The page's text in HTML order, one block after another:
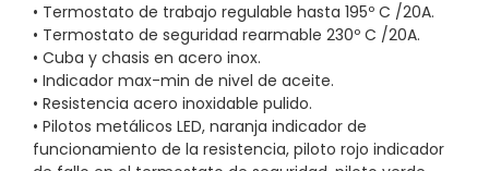
• Termostato de trabajo regulable hasta 195º C /20A.
• Termostato de seguridad rearmable 230º C /20A.
• Cuba y chasis en acero inox.
• Indicador max-min de nivel de aceite.
• Resistencia acero inoxidable pulido.
• Pilotos metálicos LED, naranja indicador de
funcionamiento de la resistencia, piloto rojo indicador